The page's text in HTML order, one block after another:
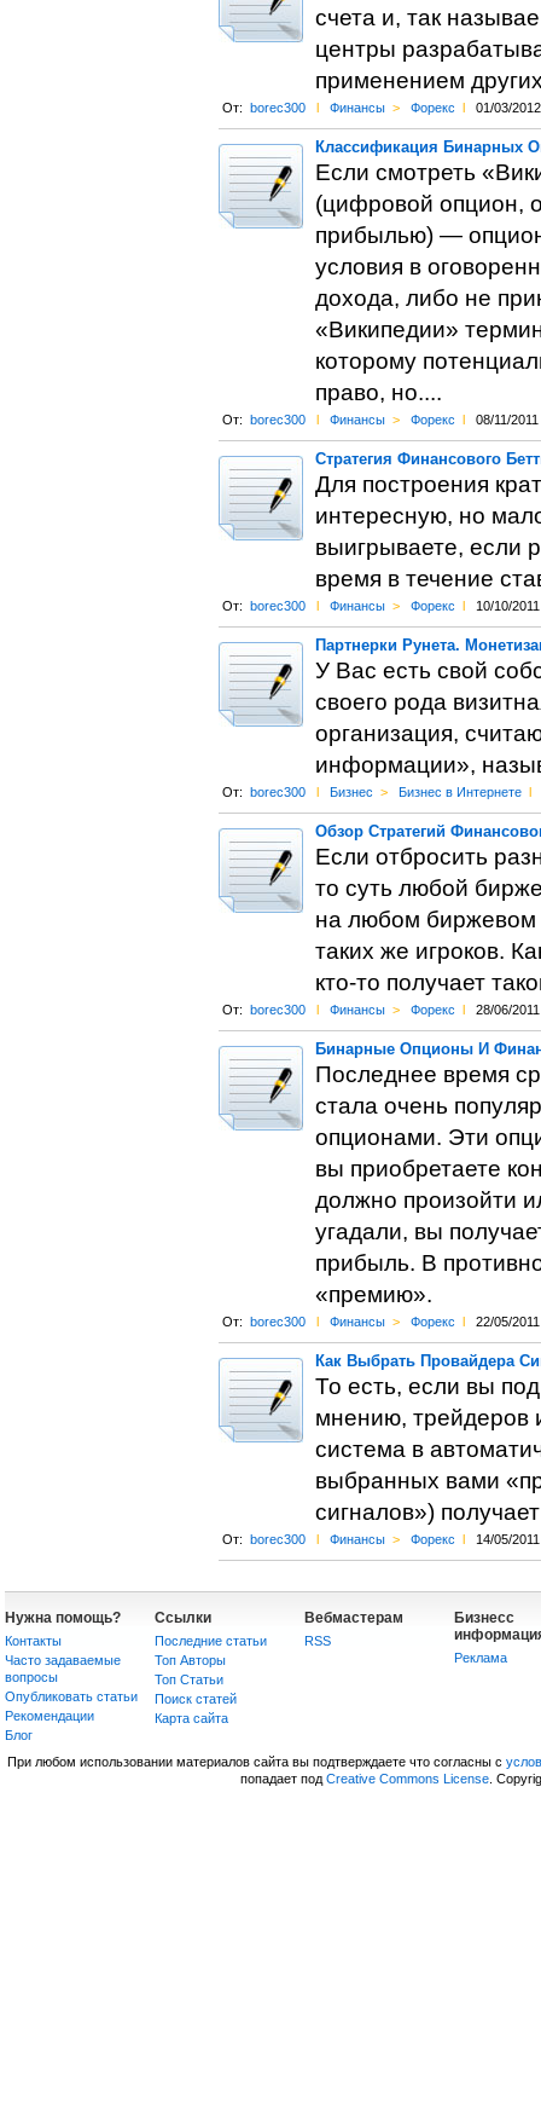
счета и, так
центры
применением
От: borec300 l Финансы > Форекс l 01/03/2012
Классификация Бинарных
Если смотреть
(цифровой опцион,
прибылью) —
условия в
дохода, либо не
«Википедии»
которому
право, но....
От: borec300 l Финансы > Форекс l 08/11/2011
Стратегия Финансового
Для построения
интересную, но
выигрываете, если
время в течение
От: borec300 l Финансы > Форекс l 10/10/2011
Партнерки Рунета.
У Вас есть свой
своего рода
организация,
информации»,
От: borec300 l Бизнес > Бизнес в Интернете l
Обзор Стратегий
Если отбросить
то суть любой
на любом биржевом
таких же игроков.
кто-то получает
От: borec300 l Финансы > Форекс l 28/06/2011
Бинарные Опционы И
Последнее время
стала очень
опционами. Эти
вы приобретаете
должно произойти
угадали, вы
прибыль. В
«премию».
От: borec300 l Финансы > Форекс l 22/05/2011
Как Выбрать Провайдера
То есть, если вы
мнению, трейдеров
система в
выбранных вами
сигналов»)
От: borec300 l Финансы > Форекс l 14/05/2011
Нужна помощь?
Контакты
Часто задаваемые
вопросы
Опубликовать статьи
Рекомендации
Блог
Ссылки
Последние статьи
Топ Авторы
Топ Статьи
Поиск статей
Карта сайта
Вебмастерам
RSS
Бизнесс
Реклама
При любом использовании материалов сайта вы подтверждаете что согласны с
попадает под Creative Commons License.